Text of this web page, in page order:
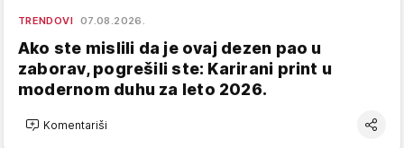
TRENDOVI 07.08.2026.
Ako ste mislili da je ovaj dezen pao u
zaborav, pogrešili ste: Karirani print u
modernom duhu za leto 2026.
Komentariši